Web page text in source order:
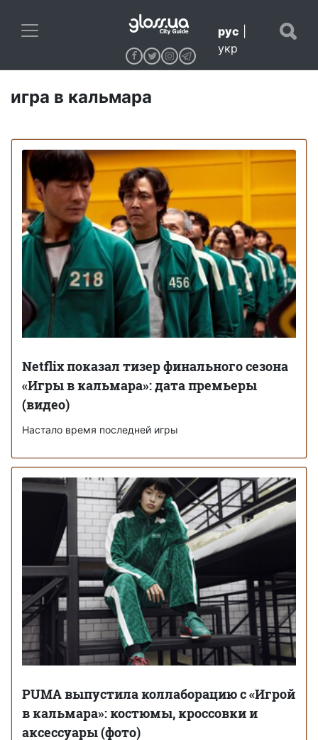
рус
укр
игра в кальмара
Netflix показал тизер финального сезона
«Игры в кальмара»: дата премьеры
(видео)
Настало время последней игры
PUMA выпустила коллаборацию с «‎Игрой
в кальмара»: костюмы, кроссовки и
аксессуары (фото)